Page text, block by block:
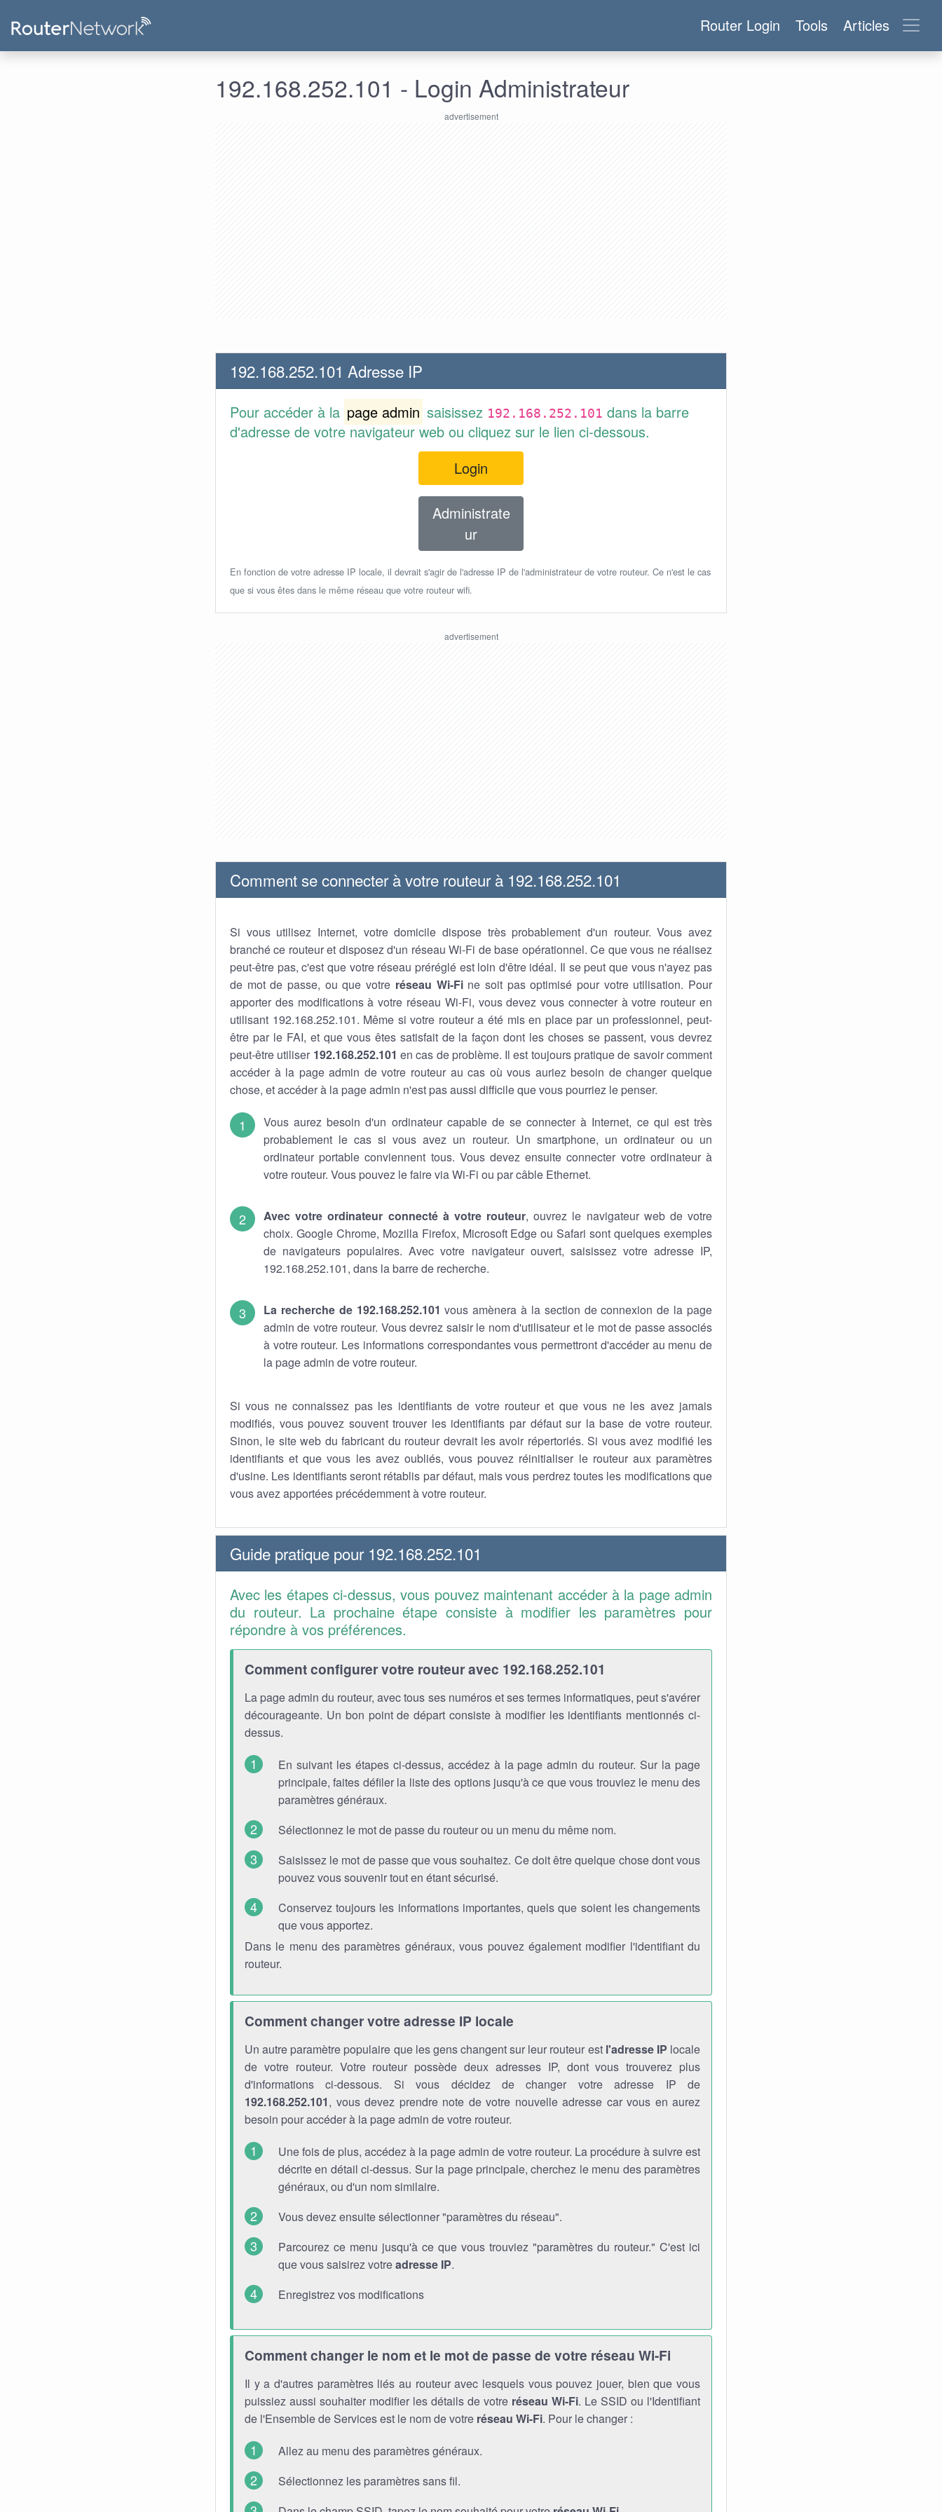
Router Login Tools Articles
192.168.252.101 - Login Administrateur
192.168.252.101 Adresse IP
Pour accéder à la page admin saisissez 192.168.252.101 dans la barre
d'adresse de votre navigateur web ou cliquez sur le lien ci-dessous.
Login
Administrate
ur
En fonction de votre adresse IP locale, il devrait s'agir de l'adresse IP de l'administrateur de votre routeur. Ce n'est le cas
que si vous êtes dans le même réseau que votre routeur wifi.
Comment se connecter à votre routeur à 192.168.252.101
Si vous utilisez Internet, votre domicile dispose très probablement d'un routeur. Vous avez
branché ce routeur et disposez d'un réseau Wi-Fi de base opérationnel. Ce que vous ne réalisez
peut-être pas, c'est que votre réseau préréglé est loin d'être idéal. Il se peut que vous n'ayez pas
de mot de passe, ou que votre réseau Wi-Fine soit pas optimisé pour votre utilisation. Pour
apporter des modifications à votre réseau Wi-Fi, vous devez vous connecter à votre routeur en
utilisant 192.168.252.101. Même si votre routeur a été mis en place par un professionnel, peut-
être par le FAI, et que vous êtes satisfait de la façon dont les choses se passent, vous devrez
peut-être utiliser 192.168.252.101 en cas de problème. Il est toujours pratique de savoir comment
accéder à la page admin de votre routeur au cas où vous auriez besoin de changer quelque
chose, et accéder à la page admin n'est pas aussi difficile que vous pourriez le penser.
Vous aurez besoin d'un ordinateur capable de se connecter à Internet, ce qui est très
probablement le cas si vous avez un routeur. Un smartphone, un ordinateur ou un
ordinateur portable conviennent tous. Vous devez ensuite connecter votre ordinateur à
votre routeur. Vous pouvez le faire via Wi-Fi ou par câble Ethernet.
Avec votre ordinateur connecté à votre routeur, ouvrez le navigateur web de votre
choix. Google Chrome, Mozilla Firefox, Microsoft Edge ou Safari sont quelques exemples
de navigateurs populaires. Avec votre navigateur ouvert, saisissez votre adresse IP,
192.168.252.101, dans la barre de recherche.
La recherche de 192.168.252.101 vous amènera à la section de connexion de la page
admin de votre routeur. Vous devrez saisir le nom d'utilisateur et le mot de passe associés
à votre routeur. Les informations correspondantes vous permettront d'accéder au menu de
la page admin de votre routeur.
Si vous ne connaissez pas les identifiants de votre routeur et que vous ne les avez jamais
modifiés, vous pouvez souvent trouver les identifiants par défaut sur la base de votre routeur.
Sinon, le site web du fabricant du routeur devrait les avoir répertoriés. Si vous avez modifié les
identifiants et que vous les avez oubliés, vous pouvez réinitialiser le routeur aux paramètres
d'usine. Les identifiants seront rétablis par défaut, mais vous perdrez toutes les modifications que
vous avez apportées précédemment à votre routeur.
Guide pratique pour 192.168.252.101
Avec les étapes ci-dessus, vous pouvez maintenant accéder à la page admin
du routeur. La prochaine étape consiste à modifier les paramètres pour
répondre à vos préférences.
Comment configurer votre routeur avec 192.168.252.101
La page admin du routeur, avec tous ses numéros et ses termes informatiques, peut s'avérer
décourageante. Un bon point de départ consiste à modifier les identifiants mentionnés ci-
dessus.
En suivant les étapes ci-dessus, accédez à la page admin du routeur. Sur la page
principale, faites défiler la liste des options jusqu'à ce que vous trouviez le menu des
paramètres généraux.
Sélectionnez le mot de passe du routeur ou un menu du même nom.
Saisissez le mot de passe que vous souhaitez. Ce doit être quelque chose dont vous
pouvez vous souvenir tout en étant sécurisé.
Conservez toujours les informations importantes, quels que soient les changements
que vous apportez.
Dans le menu des paramètres généraux, vous pouvez également modifier l'identifiant du
routeur.
Comment changer votre adresse IP locale
Un autre paramètre populaire que les gens changent sur leur routeur est l'adresse IP locale
de votre routeur. Votre routeur possède deux adresses IP, dont vous trouverez plus
d'informations ci-dessous. Si vous décidez de changer votre adresse IP de
192.168.252.101, vous devez prendre note de votre nouvelle adresse car vous en aurez
besoin pour accéder à la page admin de votre routeur.
Une fois de plus, accédez à la page admin de votre routeur. La procédure à suivre est
décrite en détail ci-dessus. Sur la page principale, cherchez le menu des paramètres
généraux, ou d'un nom similaire.
Vous devez ensuite sélectionner "paramètres du réseau".
Parcourez ce menu jusqu'à ce que vous trouviez "paramètres du routeur." C'est ici
que vous saisirez votreadresse IP.
Enregistrez vos modifications
Comment changer le nom et le mot de passe de votre réseau Wi-Fi
Il y a d'autres paramètres liés au routeur avec lesquels vous pouvez jouer, bien que vous
puissiez aussi souhaiter modifier les détails de votre réseau Wi-Fi. Le SSID ou l'Identifiant
de l'Ensemble de Services est le nom de votre réseau Wi-Fi. Pour le changer :
Allez au menu des paramètres généraux.
Sélectionnez les paramètres sans fil.